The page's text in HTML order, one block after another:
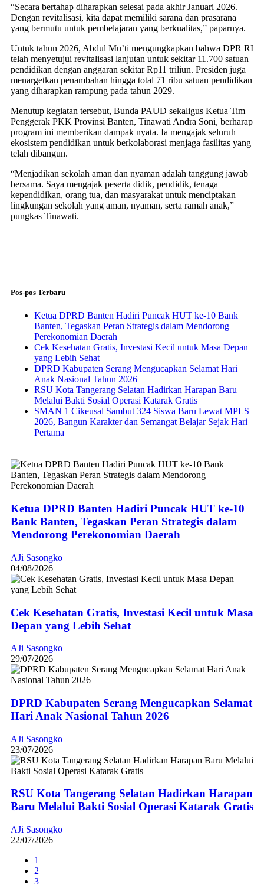
​“Secara bertahap diharapkan selesai pada akhir Januari 2026.
Dengan revitalisasi, kita dapat memiliki sarana dan prasarana
yang bermutu untuk pembelajaran yang berkualitas,” paparnya.
​Untuk tahun 2026, Abdul Mu’ti mengungkapkan bahwa DPR RI
telah menyetujui revitalisasi lanjutan untuk sekitar 11.700 satuan
pendidikan dengan anggaran sekitar Rp11 triliun. Presiden juga
menargetkan penambahan hingga total 71 ribu satuan pendidikan
yang diharapkan rampung pada tahun 2029.
​Menutup kegiatan tersebut, Bunda PAUD sekaligus Ketua Tim
Penggerak PKK Provinsi Banten, Tinawati Andra Soni, berharap
program ini memberikan dampak nyata. Ia mengajak seluruh
ekosistem pendidikan untuk berkolaborasi menjaga fasilitas yang
telah dibangun.
​“Menjadikan sekolah aman dan nyaman adalah tanggung jawab
bersama. Saya mengajak peserta didik, pendidik, tenaga
kependidikan, orang tua, dan masyarakat untuk menciptakan
lingkungan sekolah yang aman, nyaman, serta ramah anak,”
pungkas Tinawati.
Pos-pos Terbaru
Ketua DPRD Banten Hadiri Puncak HUT ke-10 Bank
Banten, Tegaskan Peran Strategis dalam Mendorong
Perekonomian Daerah
Cek Kesehatan Gratis, Investasi Kecil untuk Masa Depan
yang Lebih Sehat
DPRD Kabupaten Serang Mengucapkan Selamat Hari
Anak Nasional Tahun 2026
RSU Kota Tangerang Selatan Hadirkan Harapan Baru
Melalui Bakti Sosial Operasi Katarak Gratis
SMAN 1 Cikeusal Sambut 324 Siswa Baru Lewat MPLS
2026, Bangun Karakter dan Semangat Belajar Sejak Hari
Pertama
Ketua DPRD Banten Hadiri Puncak HUT ke-10
Bank Banten, Tegaskan Peran Strategis dalam
Mendorong Perekonomian Daerah
AJi Sasongko
04/08/2026
Cek Kesehatan Gratis, Investasi Kecil untuk Masa
Depan yang Lebih Sehat
AJi Sasongko
29/07/2026
DPRD Kabupaten Serang Mengucapkan Selamat
Hari Anak Nasional Tahun 2026
AJi Sasongko
23/07/2026
RSU Kota Tangerang Selatan Hadirkan Harapan
Baru Melalui Bakti Sosial Operasi Katarak Gratis
AJi Sasongko
22/07/2026
1
2
3